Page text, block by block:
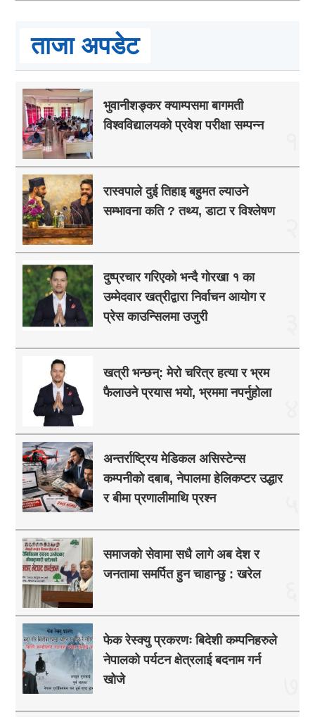
ताजा अपडेट
भुवानीशङ्कर क्याम्पसमा बागमती
विश्वविद्यालयको प्रवेश परीक्षा सम्पन्न
रास्वपाले दुई तिहाइ बहुमत ल्याउने
सम्भावना कति ? तथ्य, डाटा र विश्लेषण
दुष्प्रचार गरिएको भन्दै गोरखा १ का
उम्मेदवार खत्रीद्वारा निर्वाचन आयोग र
प्रेस काउन्सिलमा उजुरी
खत्री भन्छन्: मेरो चरित्र हत्या र भ्रम
फैलाउने प्रयास भयो, भ्रममा नपर्नुहोला
अन्तर्राष्ट्रिय मेडिकल असिस्टेन्स
कम्पनीको दबाब, नेपालमा हेलिकप्टर उद्धार
र बीमा प्रणालीमाथि प्रश्न
समाजको सेवामा सधै लागे अब देश र
जनतामा समर्पित हुन चाहान्छु : खरेल
फेक रेस्क्यु प्रकरणः बिदेशी कम्पनिहरुले
नेपालको पर्यटन क्षेत्रलाई बदनाम गर्न
खोजे